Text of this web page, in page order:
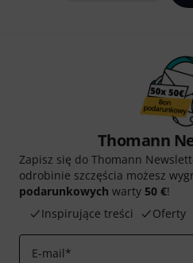
Thomann
Zapisz się do Thomann
odrobinie szczęścia możesz
podarunkowych warty 50 €!
Inspirujące treści
Oferty
E-mail*